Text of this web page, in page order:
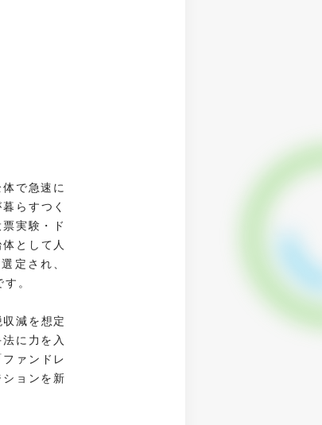
で急速に
らすつく
実験・ド
として人
定され、
。
減を想定
に力を入
ァンドレ
ョンを新